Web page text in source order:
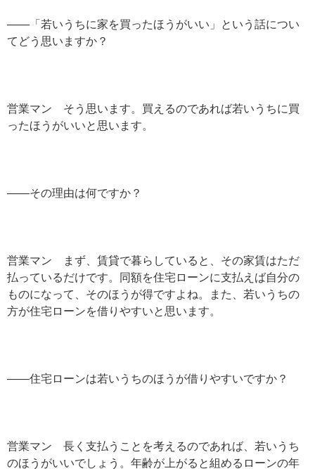
——「若いうちに家を買ったほうがいい」という話につい
てどう思いますか？
営業マン そう思います。買えるのであれば若いうちに買
ったほうがいいと思います。
——その理由は何ですか？
営業マン まず、賃貸で暮らしていると、その家賃はただ
払っているだけです。同額を住宅ローンに支払えば自分の
ものになって、そのほうが得ですよね。また、若いうちの
方が住宅ローンを借りやすいと思います。
——住宅ローンは若いうちのほうが借りやすいですか？
営業マン 長く支払うことを考えるのであれば、若いうち
のほうがいいでしょう。年齢が上がると組めるローンの年